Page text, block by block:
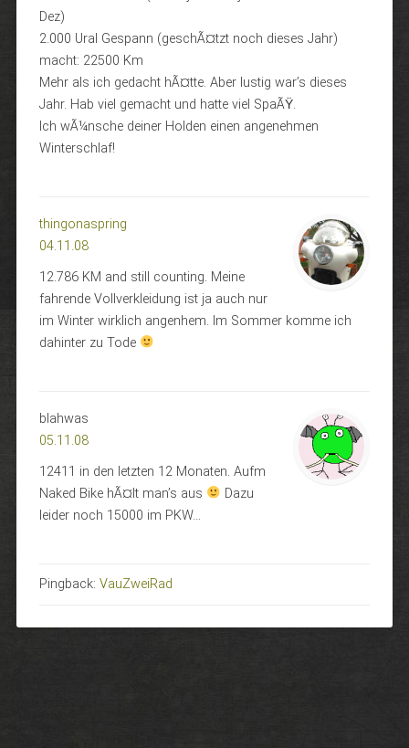
Dez)
2.000 Ural Gespann (geschÃ¤tzt noch dieses Jahr)
macht: 22500 Km
Mehr als ich gedacht hÃ¤tte. Aber lustig war’s dieses
Jahr. Hab viel gemacht und hatte viel SpaÃŸ.
Ich wÃ¼nsche deiner Holden einen angenehmen
Winterschlaf!
thingonaspring
04.11.08
12.786 KM and still counting. Meine
fahrende Vollverkleidung ist ja auch nur
im Winter wirklich angenhem. Im Sommer komme ich
dahinter zu Tode
blahwas
05.11.08
12411 in den letzten 12 Monaten. Aufm
Naked Bike hÃ¤lt man’s aus
Dazu
leider noch 15000 im PKW…
Pingback: VauZweiRad